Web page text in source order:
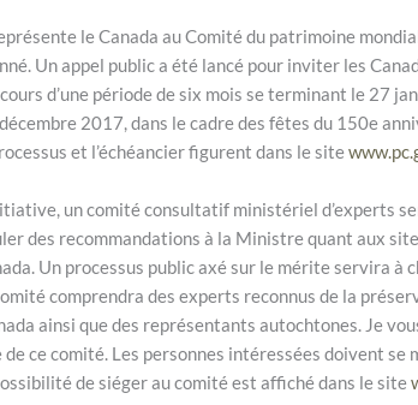
le Canada au Comité du patrimoine
Un appel public a été lancé pour inviter les
d’une période de six mois se terminant le 27
2017, dans le cadre des fêtes du 150e
et l’échéancier figurent dans le site
un comité consultatif ministériel d’experts
des recommandations à la Ministre quant aux
Un processus public axé sur le mérite servira à
comprendra des experts reconnus de la
ainsi que des représentants autochtones. Je
ce comité. Les personnes intéressées doivent se
de siéger au comité est affiché dans le site